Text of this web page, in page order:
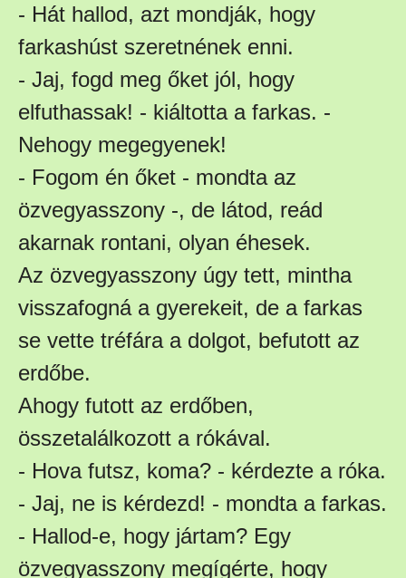
- Hát hallod, azt mondják, hogy
farkashúst szeretnének enni.
- Jaj, fogd meg őket jól, hogy
elfuthassak! - kiáltotta a farkas. -
Nehogy megegyenek!
- Fogom én őket - mondta az
özvegyasszony -, de látod, reád
akarnak rontani, olyan éhesek.
Az özvegyasszony úgy tett, mintha
visszafogná a gyerekeit, de a farkas
se vette tréfára a dolgot, befutott az
erdőbe.
Ahogy futott az erdőben,
összetalálkozott a rókával.
- Hova futsz, koma? - kérdezte a róka.
- Jaj, ne is kérdezd! - mondta a farkas.
- Hallod-e, hogy jártam? Egy
özvegyasszony megígérte, hogy